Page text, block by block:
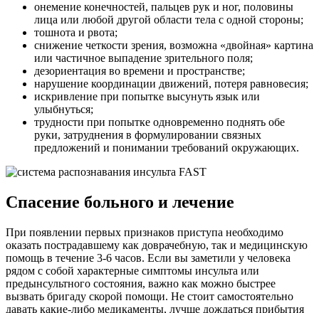
онемение конечностей, пальцев рук и ног, половины
лица или любой другой области тела с одной стороны;
тошнота и рвота;
снижение четкости зрения, возможна «двойная» картина
или частичное выпадение зрительного поля;
дезориентация во времени и пространстве;
нарушение координации движений, потеря равновесия;
искривление при попытке высунуть язык или
улыбнуться;
трудности при попытке одновременно поднять обе
руки, затруднения в формулировании связных
предложений и понимании требований окружающих.
Спасение больного и лечение
При появлении первых признаков приступа необходимо
оказать пострадавшему как доврачебную, так и медицинскую
помощь в течение 3-6 часов. Если вы заметили у человека
рядом с собой характерные симптомы инсульта или
предынсультного состояния, важно как можно быстрее
вызвать бригаду скорой помощи. Не стоит самостоятельно
давать какие-либо медикаменты, лучше дождаться прибытия